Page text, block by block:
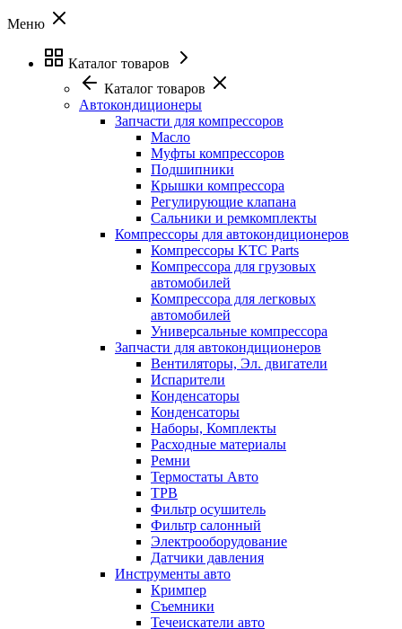
Меню
Каталог товаров
Каталог товаров
Автокондиционеры
Запчасти для компрессоров
Масло
Муфты компрессоров
Подшипники
Крышки компрессора
Регулирующие клапана
Сальники и ремкомплекты
Компрессоры для автокондиционеров
Компрессоры KTC Parts
Компрессора для грузовых
автомобилей
Компрессора для легковых
автомобилей
Универсальные компрессора
Запчасти для автокондиционеров
Вентиляторы, Эл. двигатели
Испарители
Конденсаторы
Конденсаторы
Наборы, Комплекты
Расходные материалы
Ремни
Термостаты Авто
ТРВ
Фильтр осушитель
Фильтр салонный
Электрооборудование
Датчики давления
Инструменты авто
Кримпер
Съемники
Течеискатели авто